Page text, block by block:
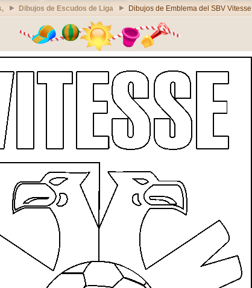
Dibujos de Escudos de Liga Dibujos de Emblema del SBV Vitesse